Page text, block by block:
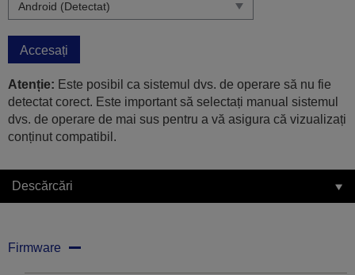
Accesați
Atenție: Este posibil ca sistemul dvs. de operare să nu fie
detectat corect. Este important să selectați manual sistemul
dvs. de operare de mai sus pentru a vă asigura că vizualizați
conținut compatibil.
Descărcări
Firmware